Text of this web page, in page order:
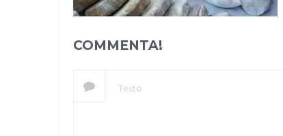
COMMENTA!